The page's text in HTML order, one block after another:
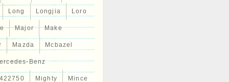
Long Longjia Loro
Major Make
Mazda Mcbazel
Benz
Mighty Mince